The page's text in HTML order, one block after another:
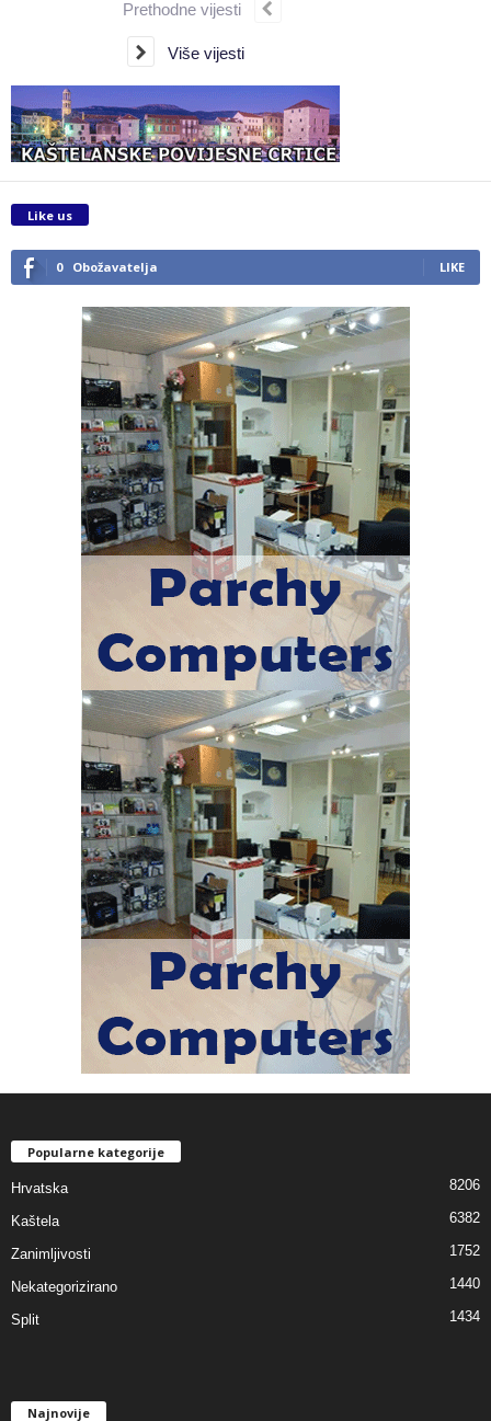
Prethodne vijesti
Više vijesti
Like us
0 Obožavatelja LIKE
Popularne kategorije
Hrvatska 8206
Kaštela 6382
Zanimljivosti 1752
Nekategorizirano 1440
Split 1434
Najnovije